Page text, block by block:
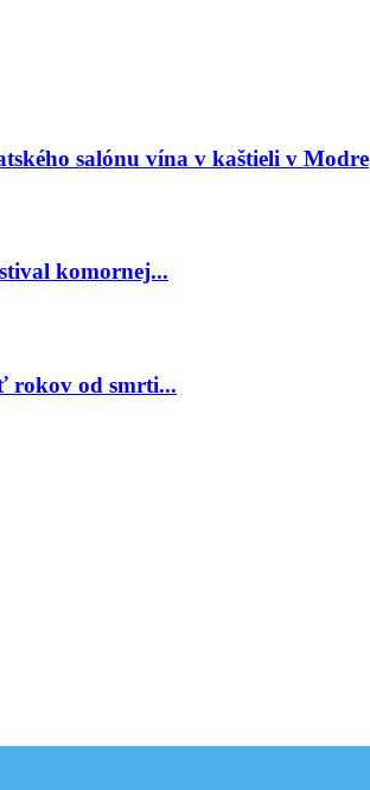
salónu vína v kaštieli v Modre
komornej...
rokov od smrti...